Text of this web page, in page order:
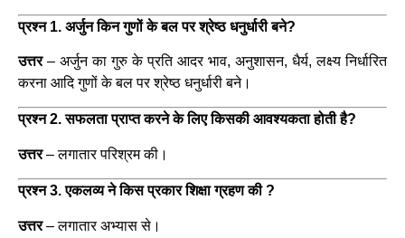
प्रश्न 1. अर्जुन किन गुणों के बल पर श्रेष्ठ धनुर्धारी बने?
उत्तर – अर्जुन का गुरु के प्रति आदर भाव, अनुशासन, धैर्य, लक्ष्य निर्धारित
करना आदि गुणों के बल पर श्रेष्ठ धनुर्धारी बने।
प्रश्न 2. सफलता प्राप्त करने के लिए किसकी आवश्यकता होती है?
उत्तर– लगातार परिश्रम की।
प्रश्न 3. एकलव्य ने किस प्रकार शिक्षा ग्रहण की ?
उत्तर– लगातार अभ्यास से।